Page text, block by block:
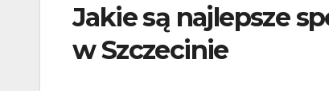
Jakie są najlepsze
w Szczecinie